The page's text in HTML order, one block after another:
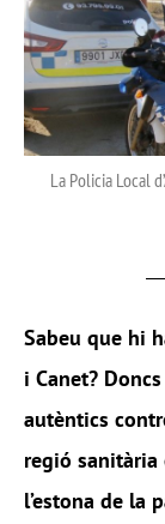
La Policia Local
Sabeu que hi
i Canet?
autèntics
regió
l’estona de la